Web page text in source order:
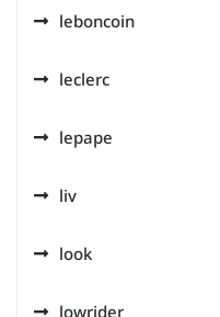
leboncoin
leclerc
lepape
liv
look
lowrider